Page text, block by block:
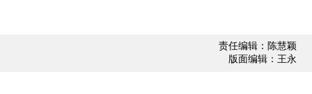
责任编辑：陈慧颖
版面编辑：王永